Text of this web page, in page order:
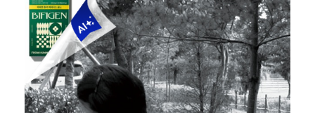
[ST포토] 정지효, 힘찬 티샷
[ST포토] 성유진, 집중하는 표정
[ST포토] 정지효, 충분한 수분섭취